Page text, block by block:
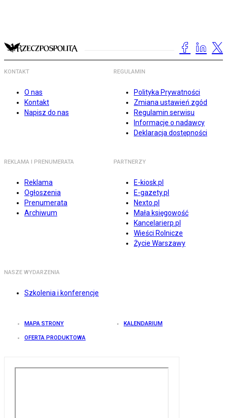
KONTAKT
O nas
Kontakt
Napisz do nas
REGULAMIN
Polityka Prywatności
Zmiana ustawień zgód
Regulamin serwisu
Informacje o nadawcy
Deklaracja dostępności
REKLAMA I PRENUMERATA
Reklama
Ogłoszenia
Prenumerata
Archiwum
PARTNERZY
E-kiosk.pl
E-gazety.pl
Nexto.pl
Mała księgowość
Kancelarierp.pl
Wieści Rolnicze
Życie Warszawy
NASZE WYDARZENIA
Szkolenia i konferencje
MAPA STRONY KALENDARIUM
OFERTA PRODUKTOWA